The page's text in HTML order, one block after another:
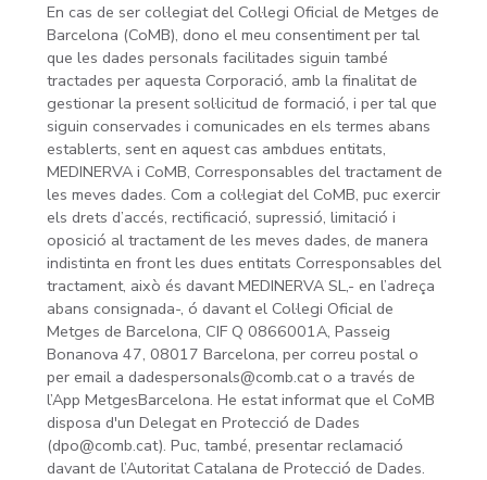
En cas de ser col·legiat del Col·legi Oficial de Metges de
Barcelona (CoMB), dono el meu consentiment per tal
que les dades personals facilitades siguin també
tractades per aquesta Corporació, amb la finalitat de
gestionar la present sol·licitud de formació, i per tal que
siguin conservades i comunicades en els termes abans
establerts, sent en aquest cas ambdues entitats,
MEDINERVA i CoMB, Corresponsables del tractament de
les meves dades. Com a col·legiat del CoMB, puc exercir
els drets d’accés, rectificació, supressió, limitació i
oposició al tractament de les meves dades, de manera
indistinta en front les dues entitats Corresponsables del
tractament, això és davant MEDINERVA SL,- en l’adreça
abans consignada-, ó davant el Col·legi Oficial de
Metges de Barcelona, CIF Q 0866001A, Passeig
Bonanova 47, 08017 Barcelona, per correu postal o
per email a dadespersonals@comb.cat o a través de
l’App MetgesBarcelona. He estat informat que el CoMB
disposa d'un Delegat en Protecció de Dades
(dpo@comb.cat). Puc, també, presentar reclamació
davant de l’Autoritat Catalana de Protecció de Dades.